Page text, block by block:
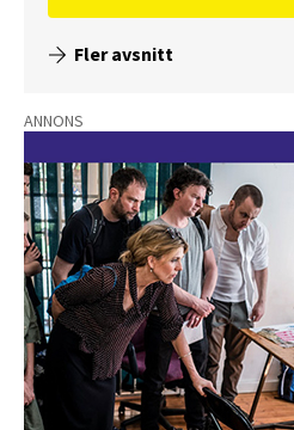
Fler avsnitt
ANNONS